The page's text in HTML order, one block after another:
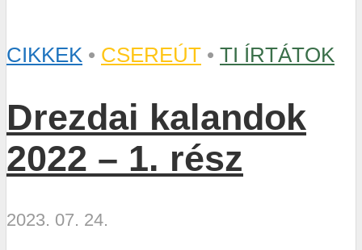
CIKKEK • CSEREÚT • TI ÍRTÁTOK
Drezdai kalandok
2022 – 1. rész
2023. 07. 24.